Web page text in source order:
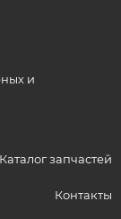
и
Каталог запчастей
Контакты